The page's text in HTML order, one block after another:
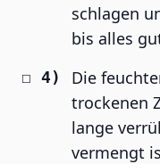
schlagen
bis alles
Die
trockenen
lange
vermengt